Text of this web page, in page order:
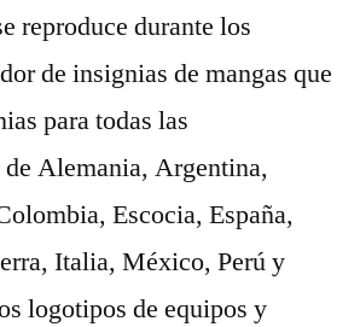
reproduce durante los
de insignias de mangas que
para todas las
Alemania, Argentina,
Escocia, España,
Italia, México, Perú y
logotipos de equipos y